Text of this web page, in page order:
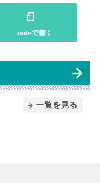
noteで書く
一覧を見る